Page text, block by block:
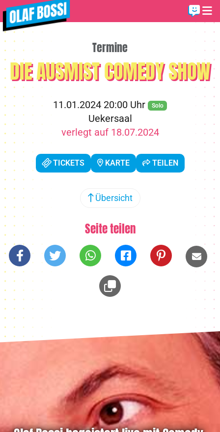
Termine
DIE AUSMIST COMEDY SHOW
11.01.2024 20:00 Uhr Solo
Uekersaal
verlegt auf 18.07.2024
TICKETS KARTE TEILEN
Übersicht
Seite teilen